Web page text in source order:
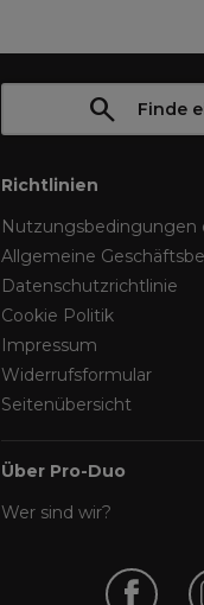
Finde
Richtlinien
Nutzungsbedingungen
Allgemeine
Datenschutzrichtlinie
Cookie Politik
Impressum
Widerrufsformular
Seitenübersicht
Über Pro-Duo
Wer sind wir?